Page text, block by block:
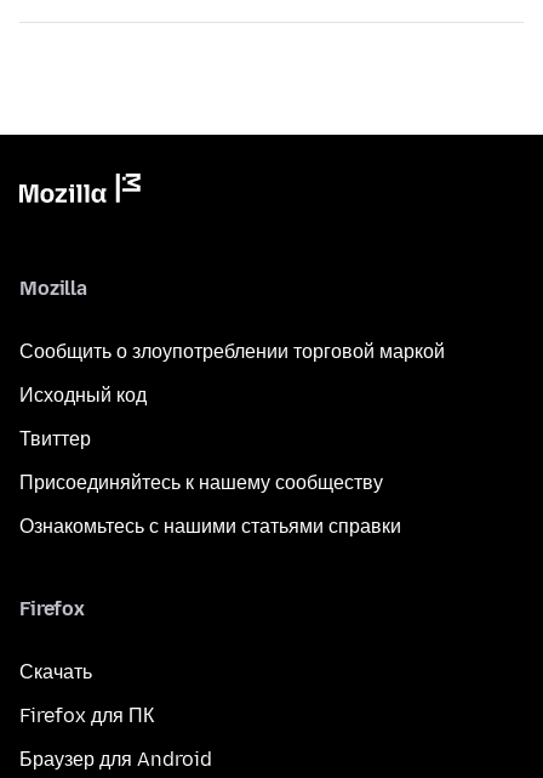
Mozilla
Сообщить о злоупотреблении торговой маркой
Исходный код
Твиттер
Присоединяйтесь к нашему сообществу
Ознакомьтесь с нашими статьями справки
Firefox
Скачать
Firefox для ПК
Браузер для Android